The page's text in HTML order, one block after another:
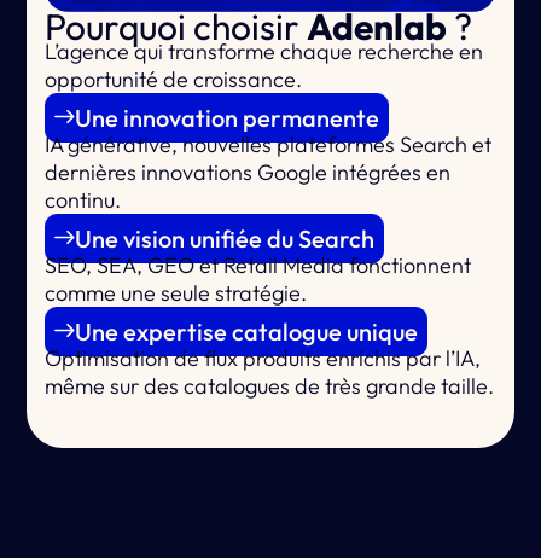
Pourquoi choisirAdenlab?
L’agence quitransforme chaque recherche en
opportunité de croissance.
Une innovation permanente
IA générative, nouvelles plateformes Search et
dernières innovations Google intégrées en
continu.
Une vision unifiée du Search
SEO, SEA, GEO et Retail Media fonctionnent
comme une seule stratégie.
Une expertise catalogue unique
Optimisation de flux produits enrichis par l’IA,
même sur des catalogues de très grande taille.